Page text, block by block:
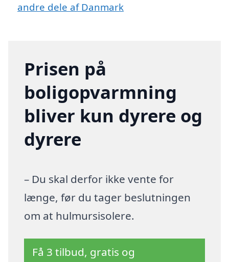
andre dele af Danmark
Prisen på
boligopvarmning
bliver kun dyrere og
dyrere
– Du skal derfor ikke vente for
længe, før du tager beslutningen
om at hulmursisolere.
Få 3 tilbud, gratis og